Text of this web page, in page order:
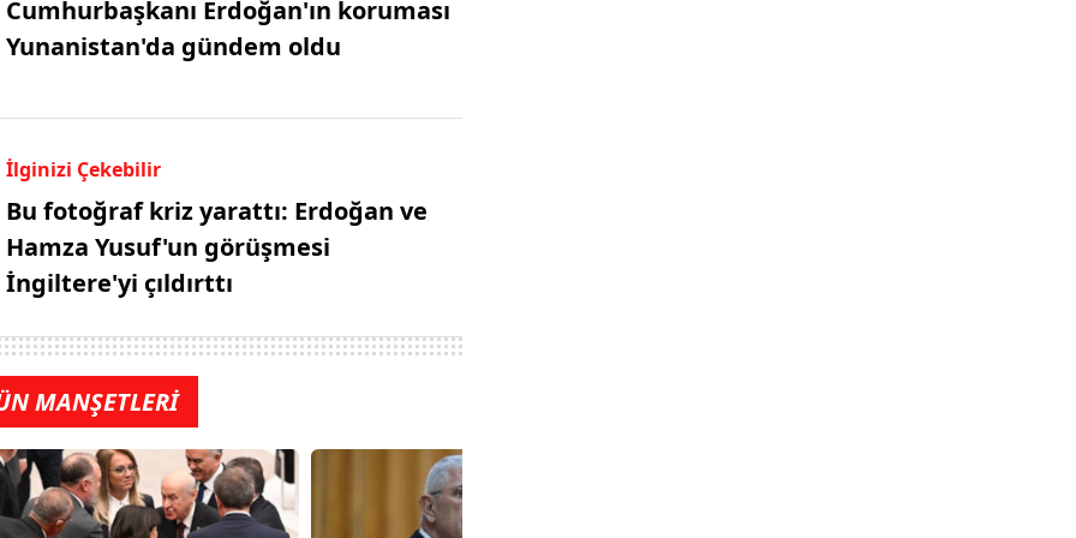
Cumhurbaşkanı Erdoğan'ın koruması
Yunanistan'da gündem oldu
İlginizi Çekebilir
Bu fotoğraf kriz yarattı: Erdoğan ve
Hamza Yusuf'un görüşmesi
İngiltere'yi çıldırttı
MANŞETLERİ